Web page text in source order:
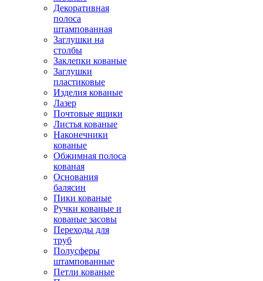
Декоративная
полоса
штампованная
Заглушки на
столбы
Заклепки кованые
Заглушки
пластиковые
Изделия кованые
Лазер
Почтовые ящики
Листья кованые
Наконечники
кованые
Обжимная полоса
кованая
Основания
балясин
Пики кованые
Ручки кованые и
кованые засовы
Переходы для
труб
Полусферы
штампованные
Петли кованые